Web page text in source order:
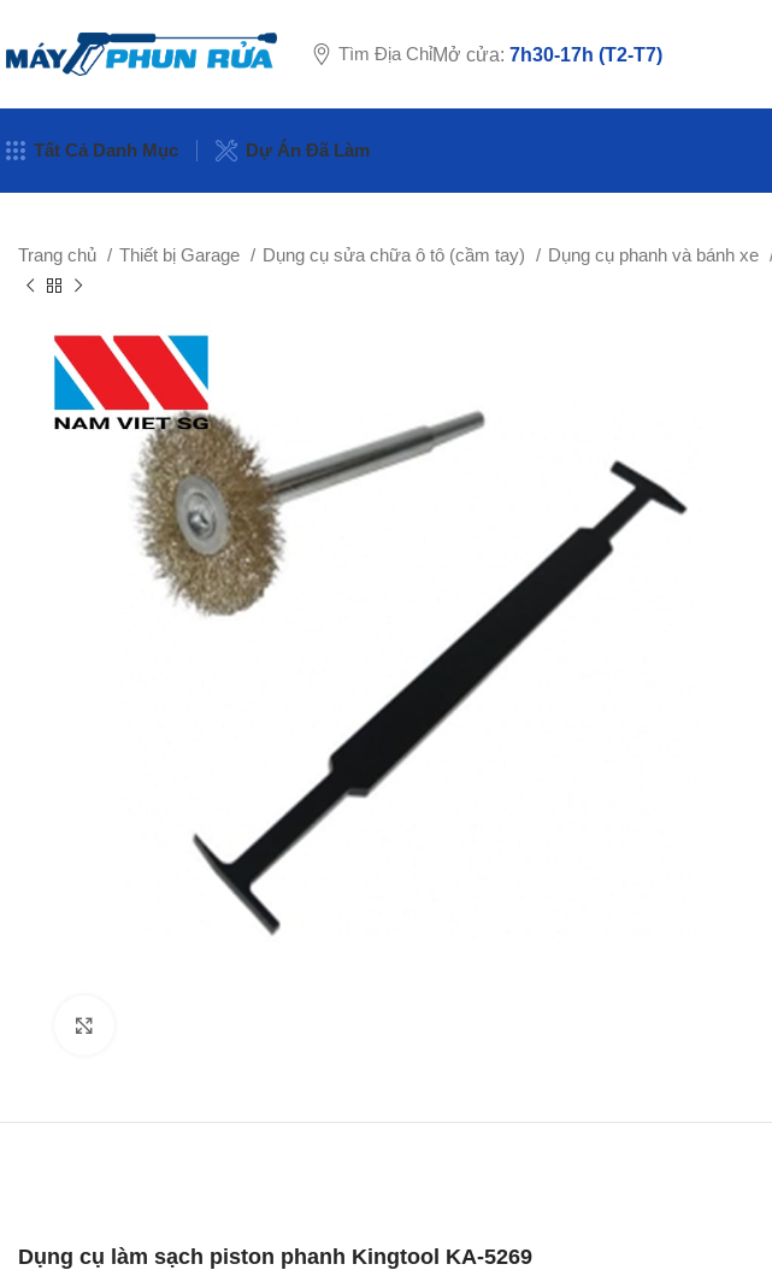
Tìm Địa ChỉMở cửa: 7h30-17h (T2-T7)
Tất Cả Danh Mục Dự Án Đã Làm
Trang chủ Thiết bị Garage Dụng cụ sửa chữa ô tô (cầm tay) Dụng cụ phanh và bánh xe
Dụng cụ làm sạch piston phanh Kingtool KA-5269